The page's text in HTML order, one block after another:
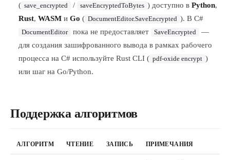
( save_encrypted / saveEncryptedToBytes ) доступно в Python,
Rust, WASM и Go ( DocumentEditor.SaveEncrypted ). В C#
DocumentEditor пока не предоставляет SaveEncrypted
—
для создания зашифрованного вывода в рамках рабочего
процесса на C# используйте Rust CLI ( pdf-oxide encrypt )
или шаг на Go/Python.
Поддержка алгоритмов
АЛГОРИТМ ЧТЕНИЕ ЗАПИСЬ ПРИМЕЧАНИЯ